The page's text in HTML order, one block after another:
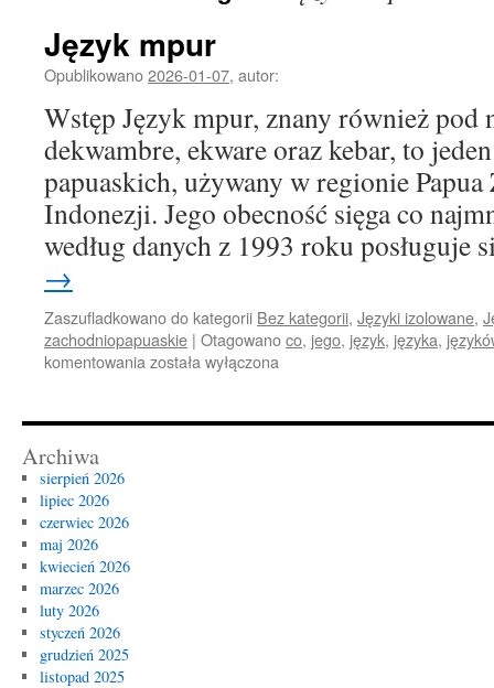
Język mpur
Opublikowano2026-01-07, autor:
Wstęp Język mpur, znany również pod
dekwambre, ekware oraz kebar, to
papuaskich, używany w regionie
Indonezji. Jego obecność sięga co
według danych z 1993 roku
→
Zaszufladkowano do kategorii Bez kategorii, Języki izolowane,
zachodniopapuaskie | Otagowanoco, jego, język, języka,
komentowania Język
została wyłączona
Archiwa
sierpień 2026
lipiec 2026
czerwiec 2026
maj 2026
kwiecień 2026
marzec 2026
luty 2026
styczeń 2026
grudzień 2025
listopad 2025